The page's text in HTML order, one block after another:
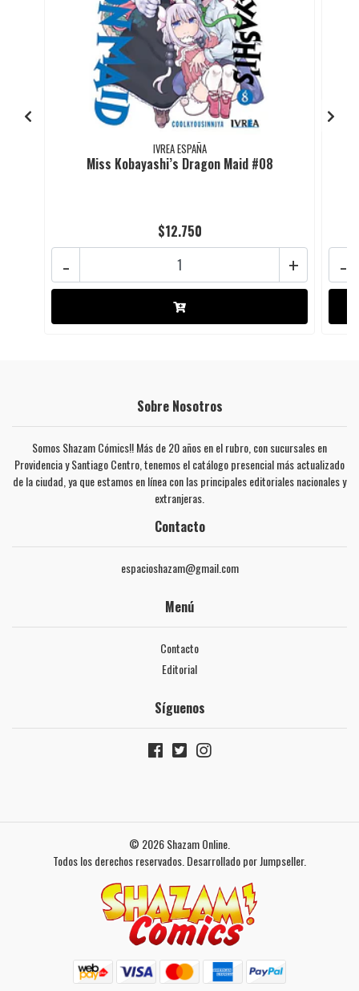
IVREA ESPAÑA
Miss Kobayashi’s Dragon Maid #08
$12.750
+
- -
Sobre Nosotros
Somos Shazam Cómics!! Más de 20 años en el rubro, con sucursales en
Providencia y Santiago Centro, tenemos el catálogo presencial más actualizado
de la ciudad, ya que estamos en línea con las principales editoriales nacionales y
extranjeras.
Contacto
espacioshazam@gmail.com
Menú
Contacto
Editorial
Síguenos
© 2026 Shazam Online.
Todos los derechos reservados. Desarrollado por Jumpseller.